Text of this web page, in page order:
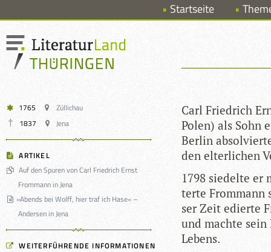
Startseite
1765
Züllichau
1837
Jena
ARTIKEL
Auf den Spuren von Carl Friedrich Ernst
Frommann in Jena
»Abends bei Wolff, hier traf ich Hase« –
Andersen in Jena
WEITERFÜHRENDE INFORMATIONEN
Carl Fried­rich
Polen) als Sohn
Ber­lin
den elter­li­chen
1798 sie­delte er
terte From­mann
ser Zeit edierte
und machte
Lebens.